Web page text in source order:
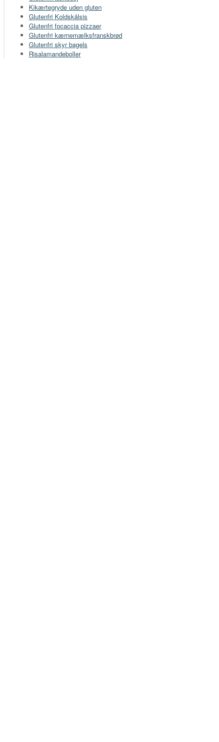
Kikærtegryde uden gluten
Glutenfri Koldskålsis
Glutenfri focaccia pizzaer
Glutenfri kærnemælksfranskbrød
Glutenfri skyr bagels
Risalamandeboller